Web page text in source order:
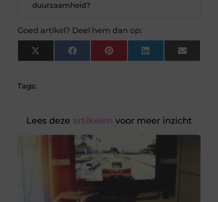
duurzaamheid?
Goed artikel? Deel hem dan op:
X
(Twitter)
FacebookPinterest LinkedIn Email
Tags:
Lees deze artikelen voor meer inzicht